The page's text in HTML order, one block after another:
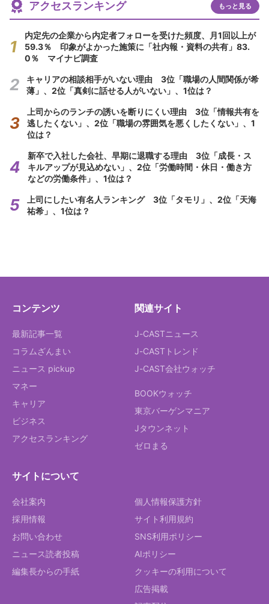
アクセスランキング もっと見る
内定先の企業から内定者フォローを受けた頻度、月1回以上が
59.3％ 印象がよかった施策に「社内報・資料の共有」83.
0％ マイナビ調査
キャリアの相談相手がいない理由 3位「職場の人間関係が希
薄」、2位「真剣に話せる人がいない」、1位は？
上司からのランチの誘いを断りにくい理由 3位「情報共有を
逃したくない」、2位「職場の雰囲気を悪くしたくない」、1
位は？
新卒で入社した会社、早期に退職する理由 3位「成長・ス
キルアップが見込めない」、2位「労働時間・休日・働き方
などの労働条件」、1位は？
上司にしたい有名人ランキング 3位「タモリ」、2位「天海
祐希」、1位は？
コンテンツ
最新記事一覧
コラムざんまい
ニュース pickup
マネー
キャリア
ビジネス
アクセスランキング
関連サイト
J-CASTニュース
J-CASTトレンド
J-CAST会社ウォッチ
BOOKウォッチ
東京バーゲンマニア
Jタウンネット
ゼロまる
サイトについて
会社案内
採用情報
お問い合わせ
ニュース読者投稿
編集長からの手紙
個人情報保護方針
サイト利用規約
SNS利用ポリシー
AIポリシー
クッキーの利用について
広告掲載